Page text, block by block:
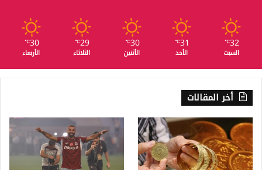
32
℃
السبت
31
℃
الأحد
30
℃
الأثنين
29
℃
الثلاثاء
30
℃
الأربعاء
أخر المقالات